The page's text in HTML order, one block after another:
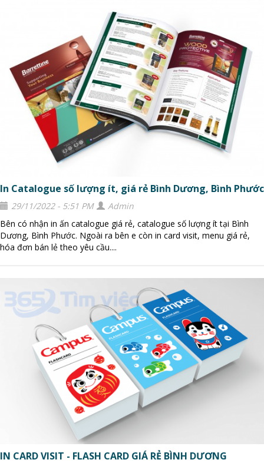
In Catalogue số lượng ít, giá rẻ Bình Dương, Bình Phước
29/11/2022 - 5:51 PM
Admin
Bên có nhận in ấn catalogue giá rẻ, catalogue số lượng ít tại Bình
Dương, Bình Phước. Ngoài ra bên e còn in card visit, menu giá rẻ,
hóa đơn bán lẻ theo yêu cầu....
IN CARD VISIT - FLASH CARD GIÁ RẺ BÌNH DƯƠNG